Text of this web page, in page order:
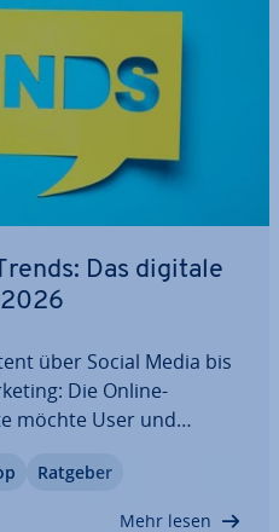
Das digitale
über Social Media bis
Die Online-
möchte User und
Un­ter­neh­men stets
Ratgeber
Mehr lesen